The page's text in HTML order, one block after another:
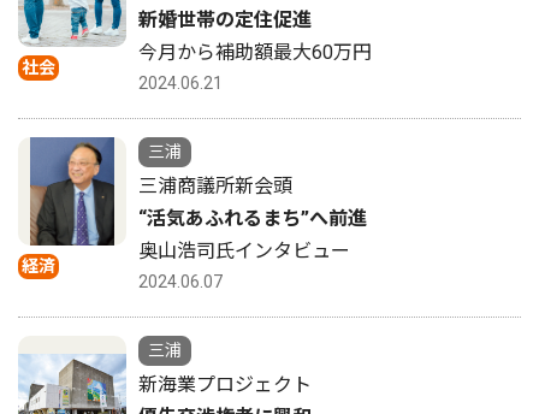
社会
新婚世帯の定住促進
今月から補助額最大60万円
2024.06.21
経済
三浦
三浦商議所新会頭
“活気あふれるまち”へ前進
奥山浩司氏インタビュー
2024.06.07
三浦
新海業プロジェクト